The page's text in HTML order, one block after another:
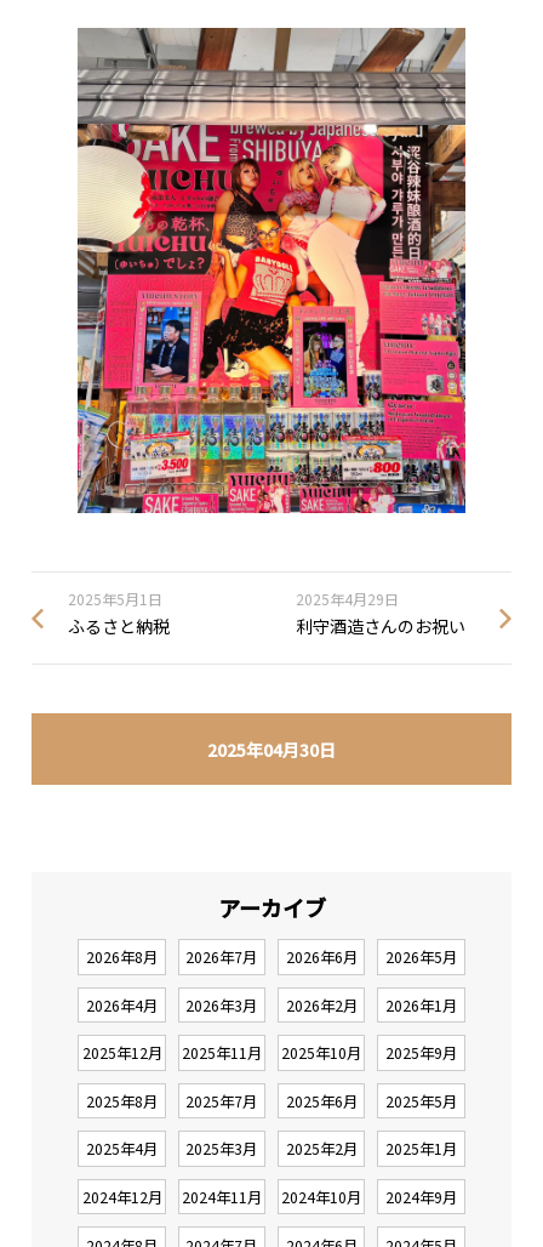
2025年04月30日
2025年5月1日
ふるさと納税
2025年4月29日
利守酒造さんのお祝い
アーカイブ
2026年8月 2026年7月 2026年6月 2026年5月
2026年4月 2026年3月 2026年2月 2026年1月
2025年12月 2025年11月 2025年10月 2025年9月
2025年8月 2025年7月 2025年6月 2025年5月
2025年4月 2025年3月 2025年2月 2025年1月
2024年12月 2024年11月 2024年10月 2024年9月